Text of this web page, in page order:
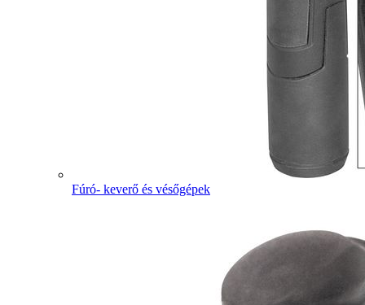
Fúró- keverő és vésőgépek